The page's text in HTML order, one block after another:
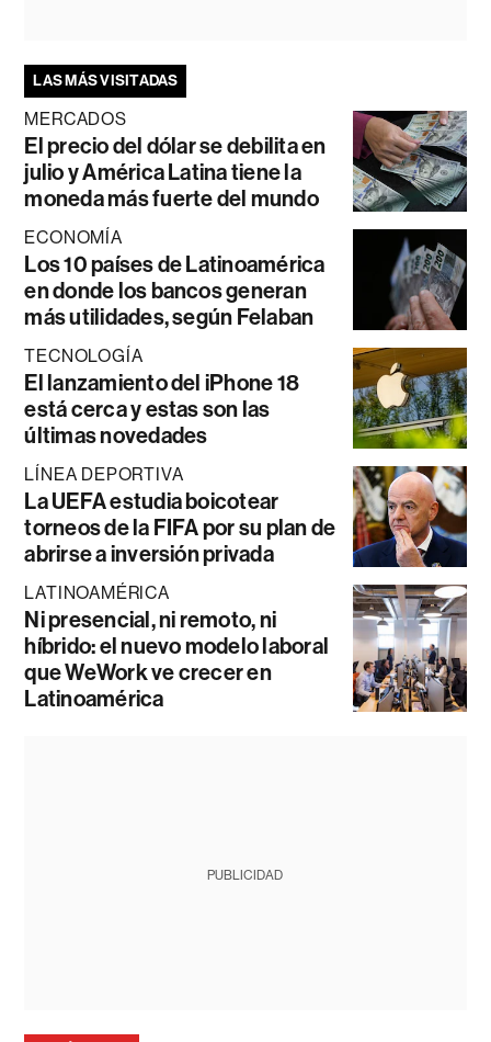
LAS MÁS VISITADAS
MERCADOS
El precio del dólar se debilita en
julio y América Latina tiene la
moneda más fuerte del mundo
ECONOMÍA
Los 10 países de Latinoamérica
en donde los bancos generan
más utilidades, según Felaban
TECNOLOGÍA
El lanzamiento del iPhone 18
está cerca y estas son las
últimas novedades
LÍNEA DEPORTIVA
La UEFA estudia boicotear
torneos de la FIFA por su plan de
abrirse a inversión privada
LATINOAMÉRICA
Ni presencial, ni remoto, ni
híbrido: el nuevo modelo laboral
que WeWork ve crecer en
Latinoamérica
PUBLICIDAD